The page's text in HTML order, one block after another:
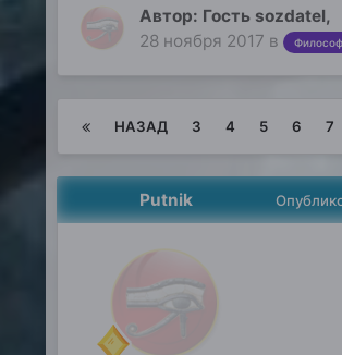
Автор: Гость sozdatel,
28 ноября 2017 в
НАЗАД 3 4 5 6 7
Putnik